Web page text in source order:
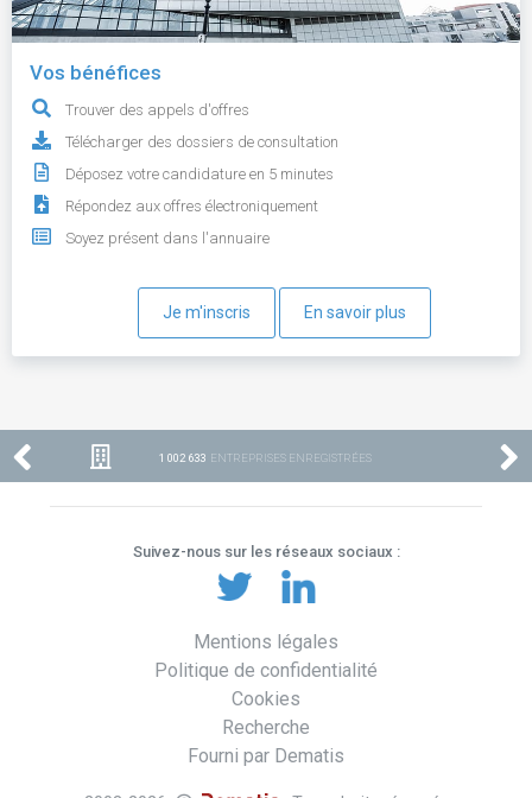
Vos bénéfices
Trouver des appels d'offres
Télécharger des dossiers de consultation
Déposez votre candidature en 5 minutes
Répondez aux offres électroniquement
Soyez présent dans l'annuaire
Je m'inscris En savoir plus
1 002 633 ENTREPRISES ENREGISTRÉES
Suivez-nous sur les réseaux sociaux :
Mentions légales
Politique de confidentialité
Cookies
Recherche
Fourni par Dematis